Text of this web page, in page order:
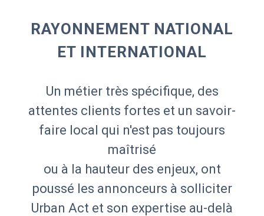
RAYONNEMENT NATIONAL
ET INTERNATIONAL
Un métier très spécifique, des
attentes clients fortes et un savoir-
faire local qui n'est pas toujours
maîtrisé
ou à la hauteur des enjeux, ont
poussé les annonceurs à solliciter
Urban Act et son expertise au-delà